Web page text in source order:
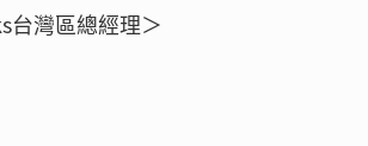
灣區總經理＞